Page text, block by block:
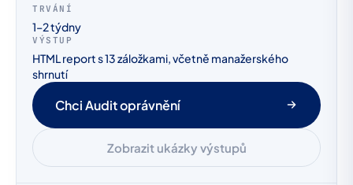
TRVÁNÍ
1–2 týdny
VÝSTUP
HTML report s 13 záložkami, včetně manažerského
shrnutí
Chci Audit oprávnění
Zobrazit ukázky výstupů